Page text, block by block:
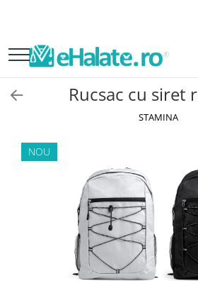
Toate Produsele
Costume Medicale
Bluze Unisex
Costume Unisex
Bluze Medicale
Bluze unisex cu imprimeuri
Bluze Maria
Bluze medicale uni
Halate medicale
Halate Bianca
Rucsac cu siret
STAMINA
NOU